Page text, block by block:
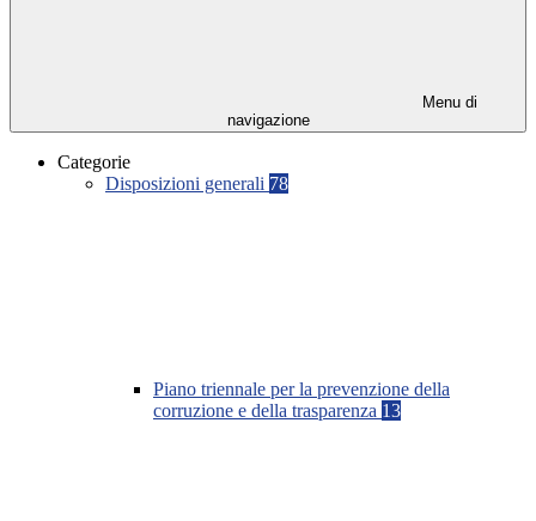
Menu di
navigazione
Categorie
Disposizioni generali 78
Piano triennale per la prevenzione della
corruzione e della trasparenza 13